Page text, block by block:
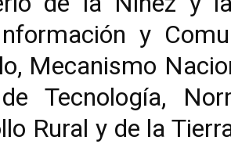
y
Mecanismo
Tecnología,
Rural y de la